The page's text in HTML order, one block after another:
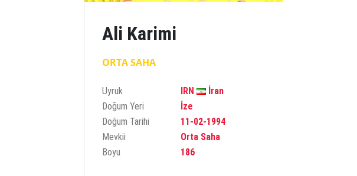
Ali Karimi
ORTA SAHA
Uyruk IRN
İran
Doğum Yeri
İze
Doğum Tarihi
11-02-1994
Mevkii
Orta Saha
Boyu
186